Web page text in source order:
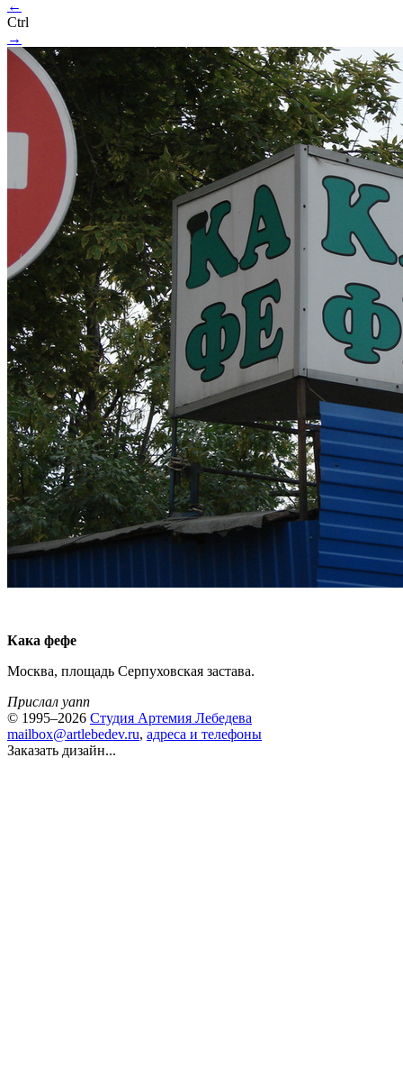
←
Ctrl
→
Кака фефе
Москва, площадь Серпуховская застава.
Прислал yann
© 1995–2026 Студия Артемия Лебедева
mailbox@artlebedev.ru, адреса и телефоны
Заказать дизайн...